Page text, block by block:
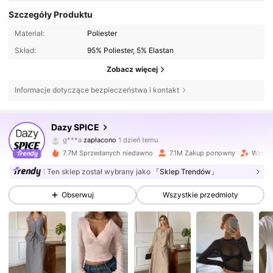
Szczegóły Produktu
Materiał:
Poliester
Skład:
95% Poliester, 5% Elastan
Zobacz więcej
Informacje dotyczące bezpieczeństwa i kontakt
Dazy SPICE2M Obserwujący
g***a zapłacono
t***3zaobserwował(-a) 4 godzin(y) temu
4,84 2M Obserwujący
4,84 2M Obserwujący
7.7M Sprzedanych niedawno 7.1M Zakup ponowny
Ten sklep został wybrany jako 「Sklep Trendów」
Obserwuj Wszystkie przedmioty